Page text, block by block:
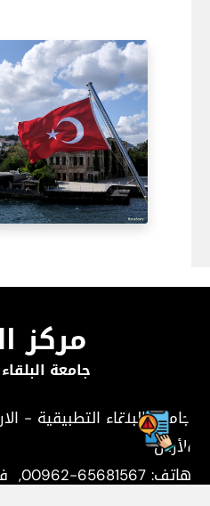
مركز
جامعة
جامعة البلقاء التطبيقية -
الأردن
هاتف:00962-65681567
,